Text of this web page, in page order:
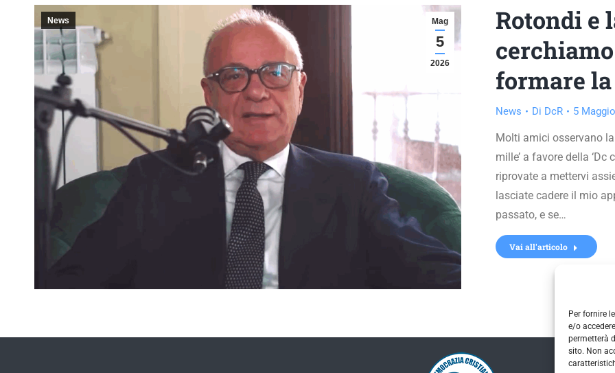
Per fornire
e/o
permetterà
sito. Non
Mag
5
2026
News
Rotondi e
formare
News Di DcR 5
Molti amici osservano
mille’ a favore della
riprovate a mettervi
lasciate cadere il mio
passato, e se…
Vai all'articolo